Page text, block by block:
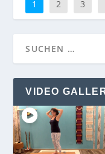
1 2 3
VIDEO